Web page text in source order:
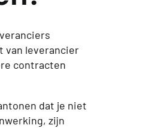
van leverancier
contracten
dat je niet
zijn